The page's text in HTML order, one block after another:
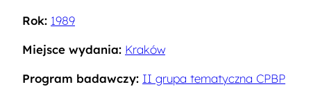
Rok: 1989
Miejsce wydania: Kraków
Program badawczy: II grupa tematyczna CPBP